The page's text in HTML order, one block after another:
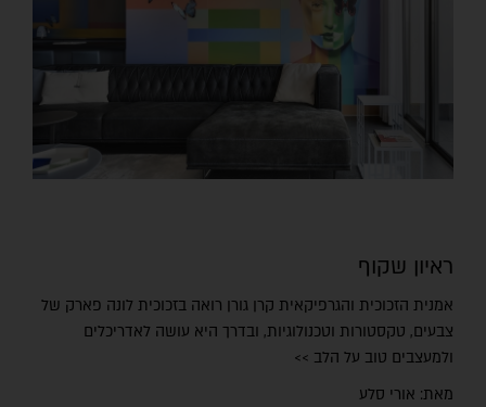
ראיון שקוף
אמנית הזכוכית והגרפיקאית קרן גורן רואה בזכוכית לונה פארק של
צבעים, טקסטורות וטכנולוגיות, ובדרך היא עושה לאדריכלים
ולמעצבים טוב על הלב >>
מאת: אורי סלע